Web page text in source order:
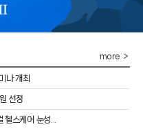
more ＞
나 개최
선정
스케어 눈성...